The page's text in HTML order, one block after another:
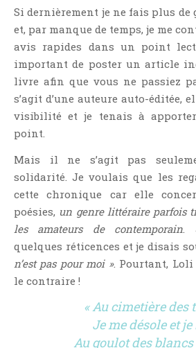
Point Lecture
Policier Et Suspense
Post Apocalyptique
Rendez-Vous Livresques
Roman Noir
Romance
Romance Contemporaine
SF Et Fantasy
Si dernièrement je ne fais plus de
et, par manque de temps, je me
avis rapides dans un point
important de poster un article
livre afin que vous ne passiez
s’agit d’une auteure auto-éditée,
visibilité et je tenais à
point.
Mais il ne s’agit pas
solidarité. Je voulais que les
cette chronique car elle
poésies, un genre littéraire parfois
les amateurs de contemporain .
quelques réticences et je disais
n’est pas pour moi ». Pourtant, Loli
le contraire !
« Au cimetière des
Je me désole et je
Au goulot des